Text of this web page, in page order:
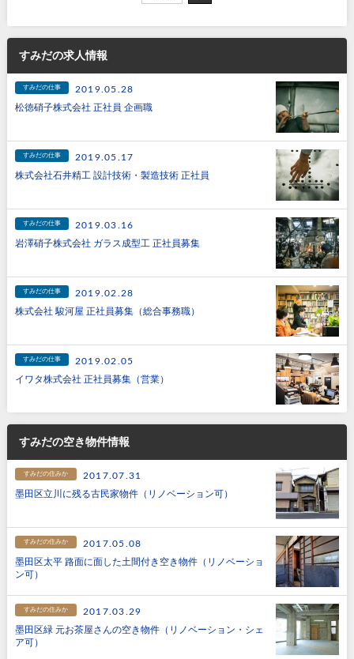
すみだの求人情報
すみだの仕事
2019.05.28
松徳硝子株式会社 正社員 企画職
すみだの仕事
2019.05.17
株式会社石井精工 設計技術・製造技術 正社員
すみだの仕事
2019.03.16
岩澤硝子株式会社 ガラス成型工 正社員募集
すみだの仕事
2019.02.28
株式会社 駿河屋 正社員募集（総合事務職）
すみだの仕事
2019.02.05
イワタ株式会社 正社員募集（営業）
すみだの空き物件情報
すみだの住みか
2017.07.31
墨田区立川に残る古民家物件（リノベーション可）
すみだの住みか
2017.05.08
墨田区太平 路面に面した土間付き空き物件（リノベーショ
ン可）
すみだの住みか
2017.03.29
墨田区緑 元お茶屋さんの空き物件（リノベーション・シェ
ア可）